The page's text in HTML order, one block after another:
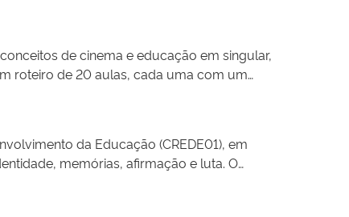
de cinema e educação em singular,
roteiro de 20 aulas, cada uma com um
atenção e imaginação, para pensar
da Educação (CREDE01), em
memórias, afirmação e luta. O